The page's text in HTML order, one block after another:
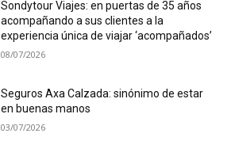
Sondytour Viajes: en puertas de 35 años
acompañando a sus clientes a la
experiencia única de viajar ‘acompañados’
08/07/2026
Seguros Axa Calzada: sinónimo de estar
en buenas manos
03/07/2026